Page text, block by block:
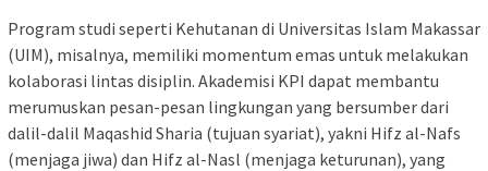
Program studi seperti Kehutanan di Universitas Islam Makassar
(UIM), misalnya, memiliki momentum emas untuk melakukan
kolaborasi lintas disiplin. Akademisi KPI dapat membantu
merumuskan pesan-pesan lingkungan yang bersumber dari
dalil-dalil Maqashid Sharia (tujuan syariat), yakni Hifz al-Nafs
(menjaga jiwa) dan Hifz al-Nasl (menjaga keturunan), yang